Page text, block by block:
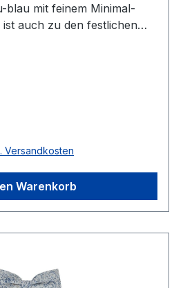
blau mit feinem Minimal-
auch zu den festlichen
Nr.: 1008923-
24
Versandkosten
Warenkorb